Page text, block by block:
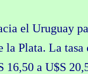
el Uruguay
Plata. La tasa
16,50 a U$S